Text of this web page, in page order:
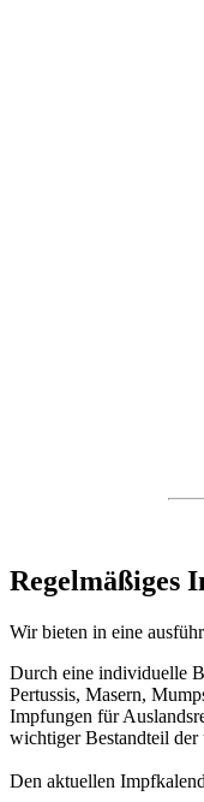
Regelmäßiges
Wir bieten in eine
Durch eine individuelle
Pertussis, Masern,
Impfungen für
wichtiger Bestandteil der
Den aktuellen